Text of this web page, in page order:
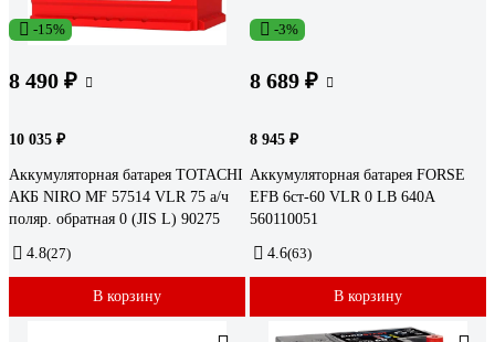
-15%
8 490 ₽
10 035 ₽
Аккумуляторная батарея TOTACHI
АКБ NIRO MF 57514 VLR 75 а/ч
поляр. обратная 0 (JIS L) 90275
4.8(27)
В корзину
-3%
8 689 ₽
8 945 ₽
Аккумуляторная батарея FORSE
EFB 6ст-60 VLR 0 LB 640A
560110051
4.6(63)
В корзину